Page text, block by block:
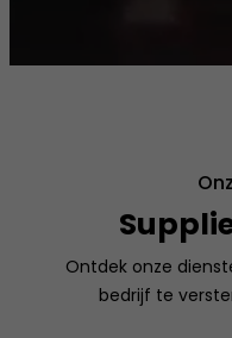
Ontdek onze
bedrijf te